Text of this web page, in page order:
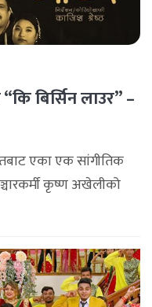
बिर्सिन लाउर” –
एका एक सांगीतिक
कृष्ण अखेलीको
भएको छ ।